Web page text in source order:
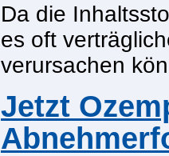
Da die
es oft
verursachen
Jetzt